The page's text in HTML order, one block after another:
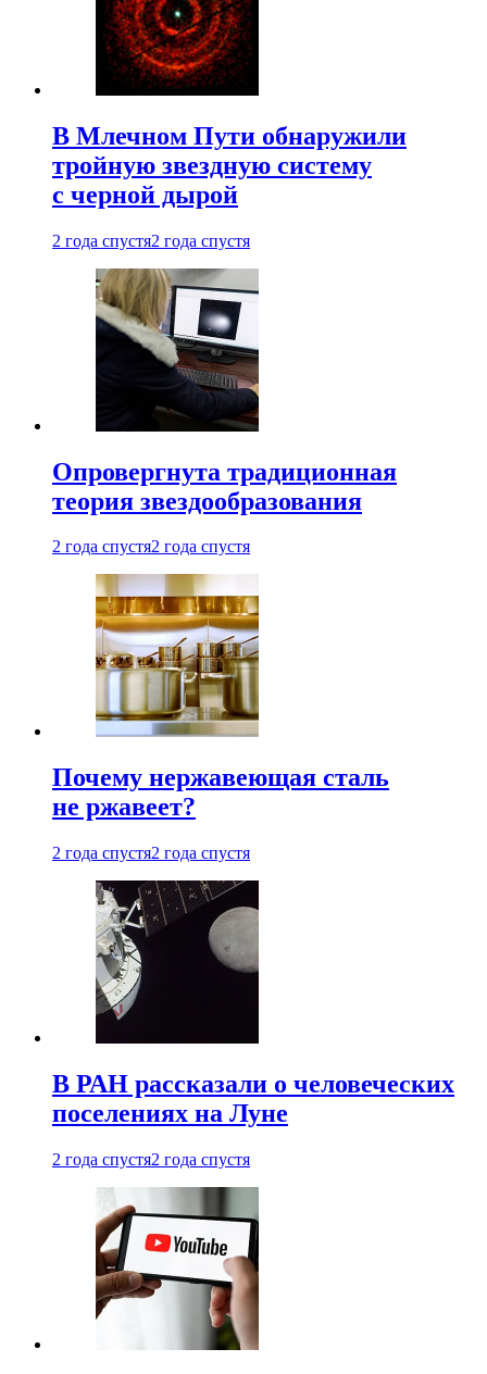
В Млечном Пути обнаружили
тройную звездную систему
с черной дырой
2 года спустя2 года спустя
Опровергнута традиционная
теория звездообразования
2 года спустя2 года спустя
Почему нержавеющая сталь
не ржавеет?
2 года спустя2 года спустя
В РАН рассказали о человеческих
поселениях на Луне
2 года спустя2 года спустя